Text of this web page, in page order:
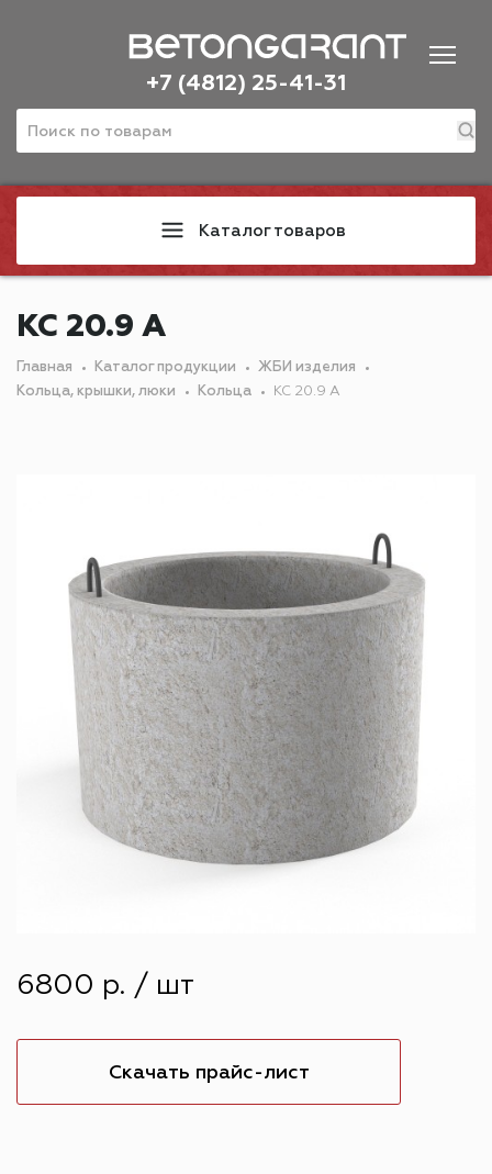
+7 (4812) 25-41-31
Каталог товаров
КС 20.9 А
Главная Каталог продукции
ЖБИ изделия
Кольца, крышки, люки
Кольца КС 20.9 А
6800 р. / шт
Скачать прайс-лист